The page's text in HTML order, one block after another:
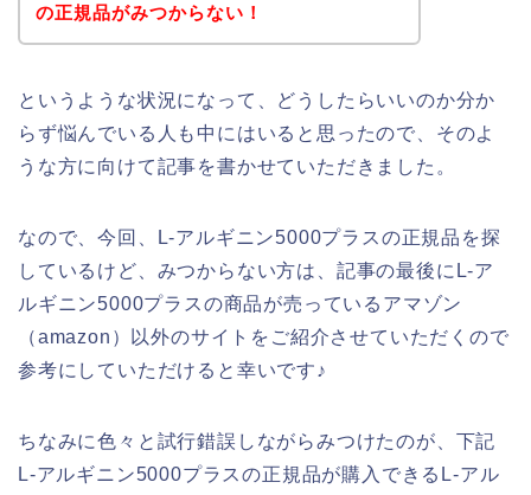
の正規品がみつからない！
というような状況になって、どうしたらいいのか分か
らず悩んでいる人も中にはいると思ったので、そのよ
うな方に向けて記事を書かせていただきました。
なので、今回、L-アルギニン5000プラスの正規品を探
しているけど、みつからない方は、記事の最後にL-ア
ルギニン5000プラスの商品が売っているアマゾン
（amazon）以外のサイトをご紹介させていただくので
参考にしていただけると幸いです♪
ちなみに色々と試行錯誤しながらみつけたのが、下記
L-アルギニン5000プラスの正規品が購入できるL-アル